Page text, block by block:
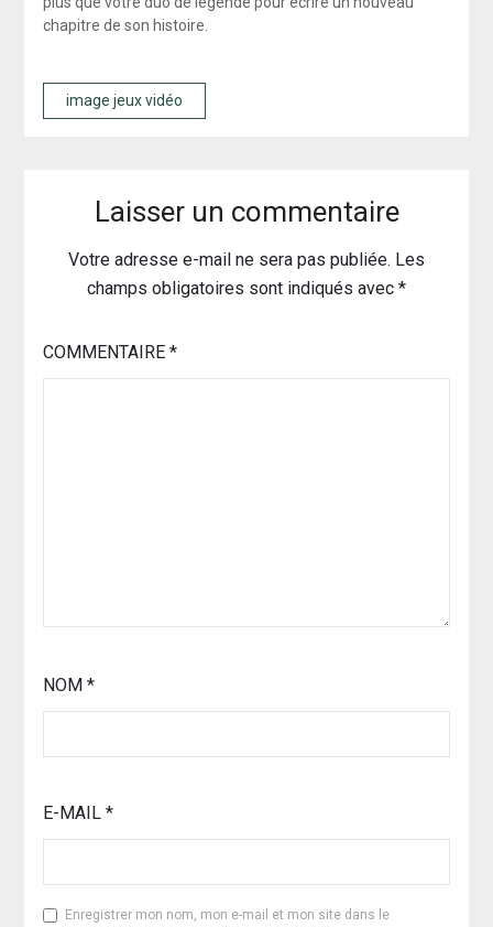
chapitre de son histoire.
image jeux vidéo
Laisser un commentaire
Votre adresse e-mail ne sera pas publiée. Les
champs obligatoires sont indiqués avec *
COMMENTAIRE *
NOM *
E-MAIL *
Enregistrer mon nom, mon e-mail et mon site dans le